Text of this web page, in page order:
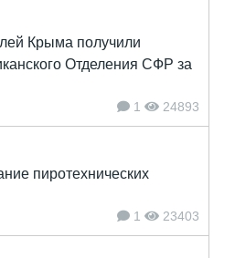
Крыма получили
Отделения СФР за
1 24893
пиротехнических
1 23403